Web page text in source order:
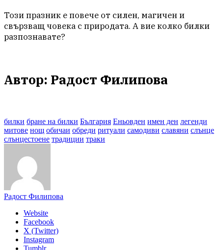
Този празник е повече от силен, магичен и
свързващ човека с природата. А вие колко билки
разпознавате?
Автор: Радост Филипова
билки бране на билки България Еньовден имен ден легенди
митове нощ обичаи обреди ритуали самодиви славяни слънце
слънцестоене традиции траки
Радост Филипова
Website
Facebook
X (Twitter)
Instagram
Tumblr